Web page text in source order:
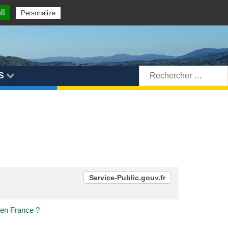
Rechercher:
Service-Public.gouv.fr
France ?
Personalize